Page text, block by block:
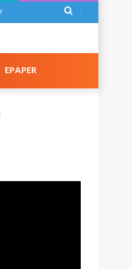
Search
EPAPER